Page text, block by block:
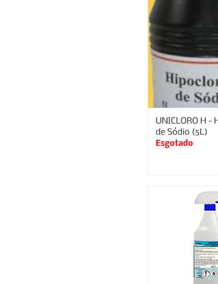
UNICLORO H -
de Sódio (5L)
Esgotado